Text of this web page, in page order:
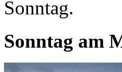
Sonntag.
Sonntag am